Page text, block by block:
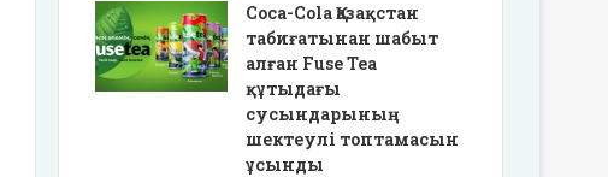
Coca-Cola Қазақстан
табиғатынан шабыт
алған Fuse Tea
құтыдағы
сусындарының
шектеулі топтамасын
ұсынды